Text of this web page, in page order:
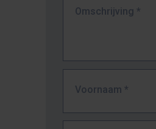
Omschrijving *
Voornaam *